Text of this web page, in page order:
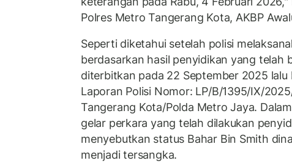
Polres Metro Tangerang Kota, AKBP
Seperti diketahui setelah polisi
berdasarkan hasil penyidikan yang telah
diterbitkan pada 22 September 2025 lalu
Laporan Polisi Nomor: LP/B/1395/IX/
Tangerang Kota/Polda Metro Jaya.
gelar perkara yang telah dilakukan
menyebutkan status Bahar Bin Smith
menjadi tersangka.